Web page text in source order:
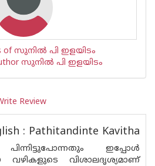
of സുനില്‍ പി ഇളയിടം
സുനില്‍ പി ഇളയിടം
Review
: Pathitandinte Kavitha
ഇപ്പോൾ
വഴികളുടെ വിശാലദൃശ്യമാണ്